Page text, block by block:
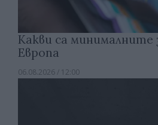
Какви са минималните
Европа
06.08.2026 / 12:00